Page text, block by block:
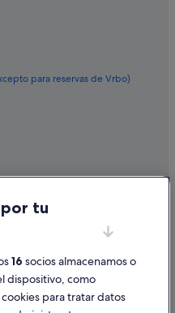
para reservas de Vrbo)
contenido
tu
16 socios almacenamos o
dispositivo, como
para tratar datos